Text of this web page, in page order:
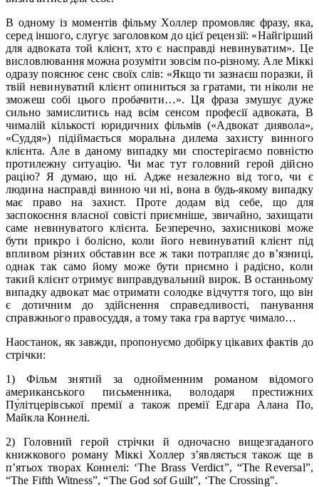
В одному із моментів фільму Холлер промовляє фразу, яка,
серед іншого, слугує заголовком до цієї рецензії: «Найгірший
для адвоката той клієнт, хто є насправді невинуватим». Це
висловлювання можна розуміти зовсім по-різному. Але Міккі
одразу пояснює сенс своїх слів: «Якщо ти зазнаєш поразки, й
твій невинуватий клієнт опиниться за гратами, ти ніколи не
зможеш собі цього пробачити…». Ця фраза змушує дуже
сильно замислитись над всім сенсом професії адвоката, В
чималій кількості юридичних фільмів («Адвокат диявола»,
«Суддя») підіймається моральна дилема захисту винного
клієнта. Але в даному випадку ми спостерігаємо повністю
протилежну ситуацію. Чи має тут головний герой дійсно
рацію? Я думаю, що ні. Адже незалежно від того, чи є
людина насправді винною чи ні, вона в будь-якому випадку
має право на захист. Проте додам від себе, що для
заспокоєння власної совісті приємніше, звичайно, захищати
саме невинуватого клієнта. Безперечно, захисникові може
бути прикро і болісно, коли його невинуватий клієнт під
впливом різних обставин все ж таки потрапляє до в’язниці,
однак так само йому може бути приємно і радісно, коли
такий клієнт отримує виправдувальний вирок. В останньому
випадку адвокат має отримати солодке відчуття того, що він
є дотичним до здійснення справедливості, панування
справжнього правосуддя, а тому така гра вартує чимало…
Наостанок, як завжди, пропонуємо добірку цікавих фактів до
стрічки:
1) Фільм знятий за однойменним романом відомого
американського письменника, володаря престижних
Пу́літцерівської премії а також премії Едгара Алана По,
Майкла Коннелі.
2) Головний герой стрічки й одночасно вищезгаданого
книжкового роману Міккі Холлер з’являється також ще в
п’ятьох творах Коннелі: ‘The Brass Verdict”, “The Reversal”,
“The Fifth Witness”, “The God sof Guilt”, ‘The Crossing".